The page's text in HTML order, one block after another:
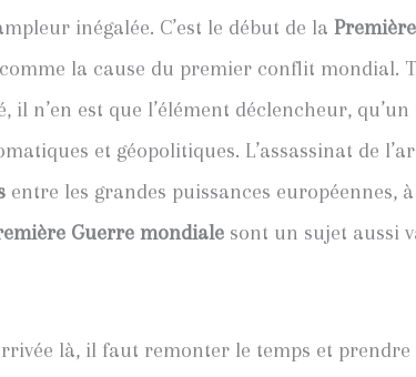
inégalée. C’est le début de la
la cause du premier conflit mondial.
il n’en est que l’élément déclencheur,
et géopolitiques. L’assassinat de
entre les grandes puissances européennes,
Guerre mondiale sont un sujet aussi
là, il faut remonter le temps et